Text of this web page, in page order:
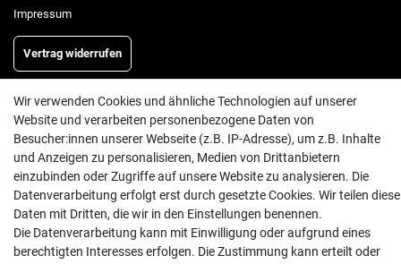
Impressum
Vertrag widerrufen
INFORMATIONEN
Batterieentsorgung
Hilfe
Versand
Zahlungsarten
Kontakt
Wir verwenden Cookies und ähnliche Technologien auf unserer
Website und verarbeiten personenbezogene Daten von
Besucher:innen unserer Webseite (z.B. IP-Adresse), um z.B. Inhalte
und Anzeigen zu personalisieren, Medien von Drittanbietern
einzubinden oder Zugriffe auf unsere Website zu analysieren. Die
Datenverarbeitung erfolgt erst durch gesetzte Cookies. Wir teilen diese
Daten mit Dritten, die wir in den Einstellungen benennen.
Die Datenverarbeitung kann mit Einwilligung oder aufgrund eines
berechtigten Interesses erfolgen. Die Zustimmung kann erteilt oder